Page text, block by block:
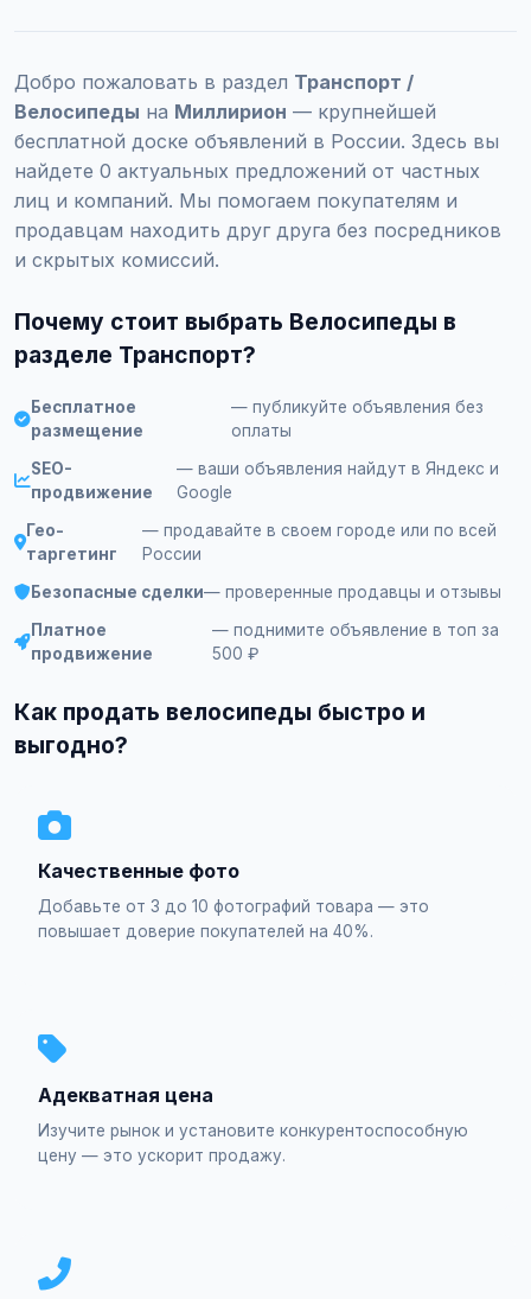
Добро пожаловать в раздел Транспорт /
Велосипеды на Миллирион — крупнейшей
бесплатной доске объявлений в России. Здесь вы
найдете 0 актуальных предложений от частных
лиц и компаний. Мы помогаем покупателям и
продавцам находить друг друга без посредников
и скрытых комиссий.
Почему стоит выбрать Велосипеды в
разделе Транспорт?
Бесплатное
размещение
— публикуйте объявления без
оплаты
SEO-
продвижение
— ваши объявления найдут в Яндекс и
Google
Гео-
таргетинг
— продавайте в своем городе или по всей
России
Безопасные сделки— проверенные продавцы и отзывы
Платное
продвижение
— поднимите объявление в топ за
500 ₽
Как продать велосипеды быстро и
выгодно?
Качественные фото
Добавьте от 3 до 10 фотографий товара — это
повышает доверие покупателей на 40%.
Адекватная цена
Изучите рынок и установите конкурентоспособную
цену — это ускорит продажу.